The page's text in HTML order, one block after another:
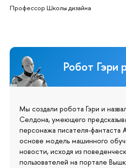
Профессор Школы дизайна
Робот Гэри
Мы создали робота Гэри и
Селдона, умеющего
персонажа писателя-фантаста
основе модель машинного
новости, исходя из
пользователей на портале